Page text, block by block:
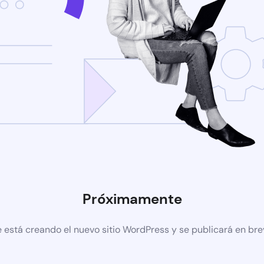
Próximamente
está creando el nuevo sitio WordPress y se publicará en